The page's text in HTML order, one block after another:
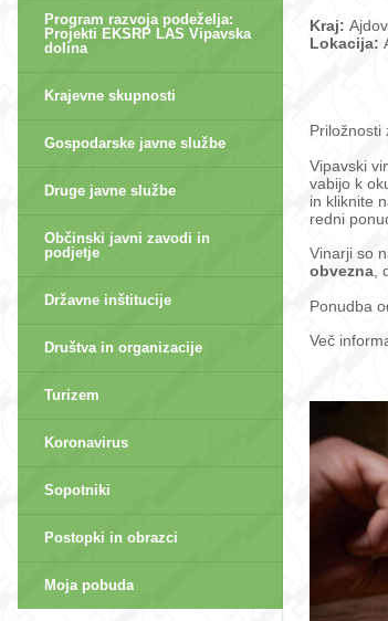
Program razvoja podeželja:
Projekti EKSRP LAS Vipavska
dolina
Krajevne skupnosti
Gospodarske javne službe
Druge javne službe
Občinski javni zavodi in
podjetje
Državne inštitucije
Društva in organizacije
Turizem
Koronavirus
Sopotniki
Postopki in obrazci
Moja pobuda
Kraj:
Lokacija:
Priložnosti
Vipavski
vabijo k
in kliknite
redni
Vinarji so
obvezna
Ponudba
Več